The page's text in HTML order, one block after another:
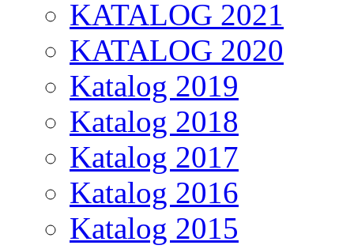
KATALOG 2021
KATALOG 2020
Katalog 2019
Katalog 2018
Katalog 2017
Katalog 2016
Katalog 2015